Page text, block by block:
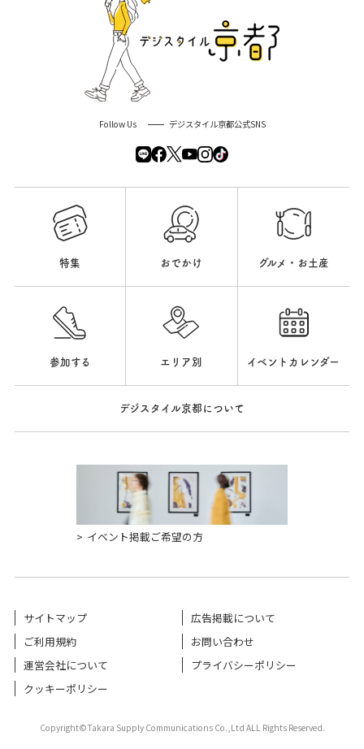
Follow Us デジスタイル京都公式SNS
特集 おでかけ グルメ・お土産
参加する エリア別 イベントカレンダー
デジスタイル京都について
イベント掲載ご希望の方
サイトマップ
広告掲載について
ご利用規約
お問い合わせ
運営会社について
プライバシーポリシー
クッキーポリシー
Copyright©Takara Supply Communications Co.,Ltd ALL Rights Reserved.